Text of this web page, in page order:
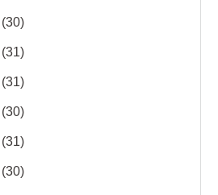
(30)
(31)
(31)
(30)
(31)
(30)